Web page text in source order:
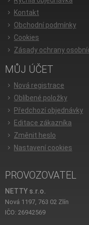
Kontakt
Obchodní podmínky
Cookies
Zásady ochrany
MŮJ ÚČET
Nová registrace
Oblíbené položky
Předchozí objednávky
Editace zákazníka
Změnit heslo
Nastavení cookies
PROVOZOVATEL
NETTY s.r.o.
Nová 1197, 763 02 Zlín
IČO: 26942569